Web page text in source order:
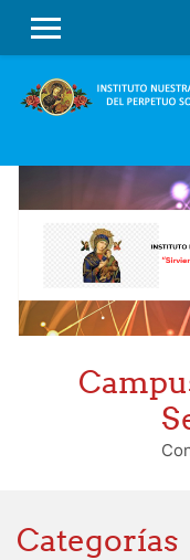
PANEL LATERAL
Categorías